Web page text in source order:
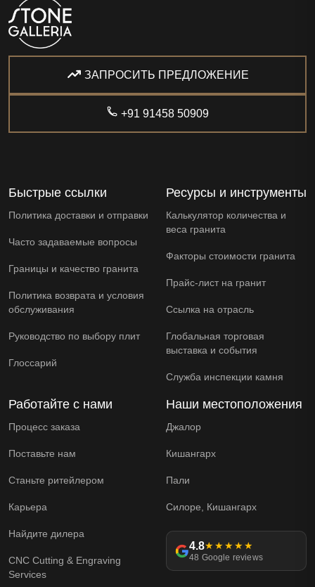
ЗАПРОСИТЬ ПРЕДЛОЖЕНИЕ
+91 91458 50909
Быстрые ссылки
Политика доставки и отправки
Часто задаваемые вопросы
Границы и качество гранита
Политика возврата и условия
обслуживания
Руководство по выбору плит
Глоссарий
Ресурсы и инструменты
Калькулятор количества и
веса гранита
Факторы стоимости гранита
Прайс-лист на гранит
Ссылка на отрасль
Глобальная торговая
выставка и события
Служба инспекции камня
Работайте с нами
Процесс заказа
Поставьте нам
Станьте ритейлером
Карьера
Найдите дилера
CNC Cutting & Engraving
Services
Наши местоположения
Джалор
Кишангарх
Пали
Силоре, Кишангарх
4.8★★★★★
48 Google reviews